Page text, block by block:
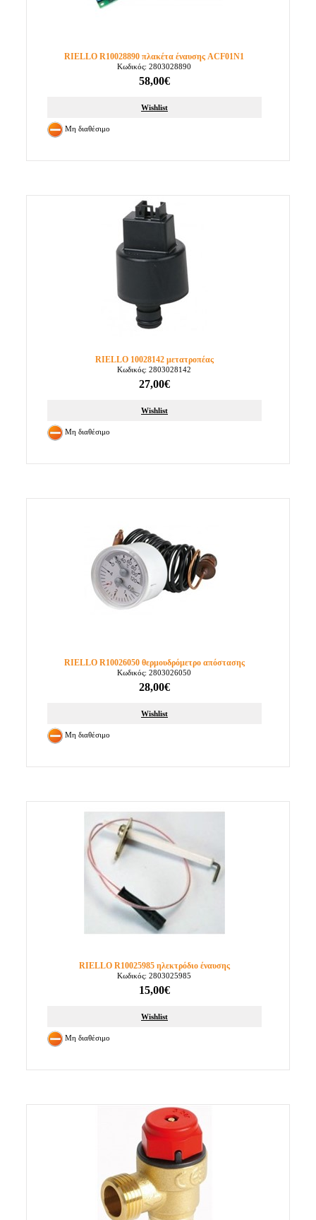
RIELLO R10028890 πλακέτα έναυσης ACF01N1
Κωδικός: 2803028890
58,00€
Wishlist
Μη διαθέσιμο
RIELLO 10028142 μετατροπέας
Κωδικός: 2803028142
27,00€
Wishlist
Μη διαθέσιμο
RIELLO R10026050 θερμουδρόμετρο απόστασης
Κωδικός: 2803026050
28,00€
Wishlist
Μη διαθέσιμο
RIELLO R10025985 ηλεκτρόδιο έναυσης
Κωδικός: 2803025985
15,00€
Wishlist
Μη διαθέσιμο